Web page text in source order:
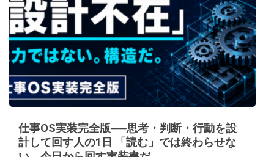
仕事OS実装完全版──思考・判断・行動を設
計して回す人の1日 「読む」では終わらせな